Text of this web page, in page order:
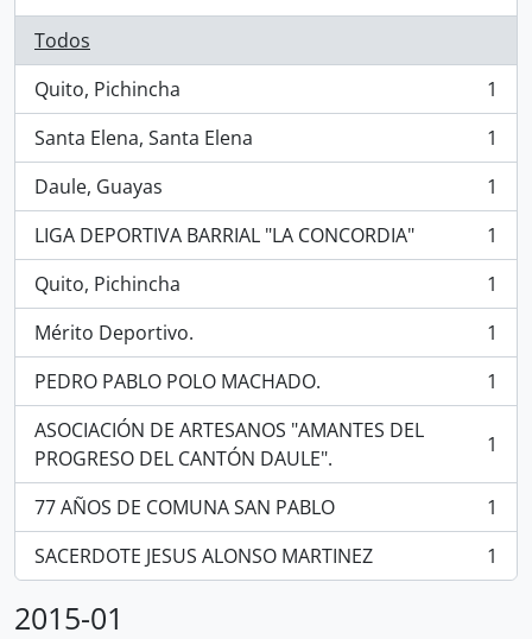
Todos
Quito, Pichincha
, 1 resultados
1
Santa Elena, Santa Elena
, 1 resultados
1
Daule, Guayas
, 1 resultados
1
LIGA DEPORTIVA BARRIAL "LA CONCORDIA"
, 1 resultados
1
Quito, Pichincha
, 1 resultados
1
Mérito Deportivo.
, 1 resultados
1
PEDRO PABLO POLO MACHADO.
, 1 resultados
1
ASOCIACIÓN DE ARTESANOS "AMANTES DEL
PROGRESO DEL CANTÓN DAULE".
, 1 resultados 1
77 AÑOS DE COMUNA SAN PABLO
, 1 resultados
1
SACERDOTE JESUS ALONSO MARTINEZ
, 1 resultados 1
2015-01